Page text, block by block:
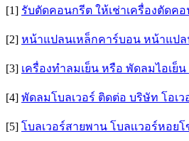
[1] รับตัดคอนกรีต ให้เช่าเครื่องตัดคอ
[2] หน้าแปลนเหล็กคาร์บอน หน้าแป
[3] เครื่องทำลมเย็น หรือ พัดลมไอเย็น
[4] พัดลมโบลเวอร์ ติดต่อ บริษัท โอเว
[5] โบลเวอร์สายพาน โบลเเวอร์หอย